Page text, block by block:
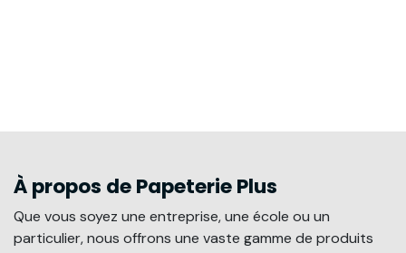
À propos de Papeterie Plus
Que vous soyez une entreprise, une école ou un
particulier, nous offrons une vaste gamme de produits